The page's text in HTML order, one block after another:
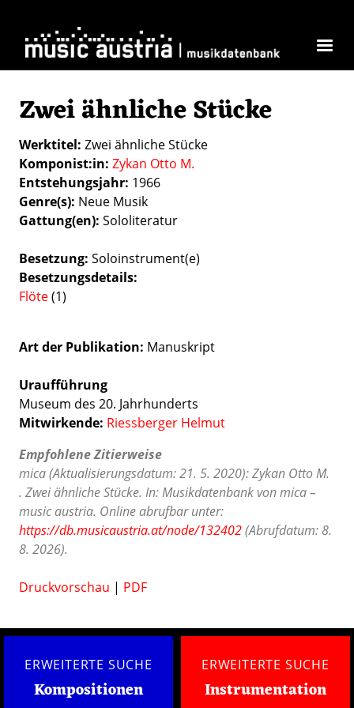
Zwei ähnliche Stücke
Werktitel Zwei ähnliche Stücke
Komponist:in Zykan Otto M.
Entstehungsjahr 1966
Genre(s) Neue Musik
Gattung(en) Sololiteratur
Besetzung Soloinstrument(e)
Besetzungsdetails
Flöte(1)
Art der Publikation Manuskript
Uraufführung
Museum des 20. Jahrhunderts
Mitwirkende: Riessberger Helmut
Empfohlene Zitierweise
mica (Aktualisierungsdatum: 21. 5. 2020): Zykan Otto M.
. Zwei ähnliche Stücke. In: Musikdatenbank von mica –
music austria. Online abrufbar unter:
https://db.musicaustria.at/node/132402(Abrufdatum: 8.
8. 2026).
Druckvorschau | PDF
ERWEITERTE SUCHE
Kompositionen
ERWEITERTE SUCHE
Instrumentation